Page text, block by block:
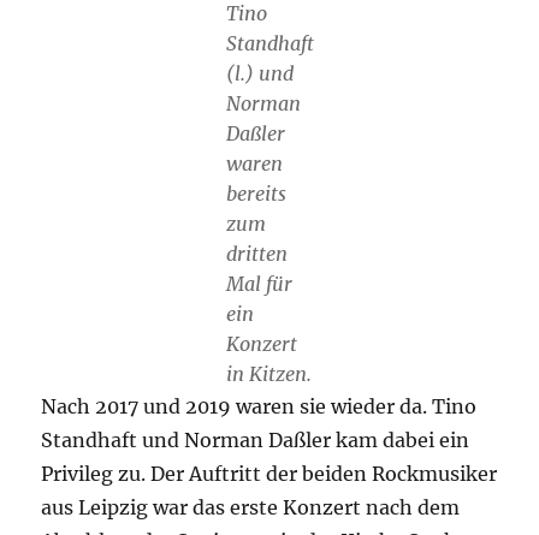
Tino
Standhaft
(l.) und
Norman
Daßler
waren
bereits
zum
dritten
Mal für
ein
Konzert
in Kitzen.
Nach 2017 und 2019 waren sie wieder da. Tino
Standhaft und Norman Daßler kam dabei ein
Privileg zu. Der Auftritt der beiden Rockmusiker
aus Leipzig war das erste Konzert nach dem